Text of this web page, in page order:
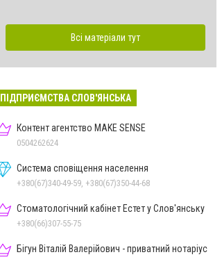
Всі матеріали тут
ПІДПРИЄМСТВА СЛОВ'ЯНСЬКА
Контент агентство MAKE SENSE
0504262624
Система сповіщення населення
+380(67)340-49-59, +380(67)350-44-68
Стоматологічний кабінет Естет у Слов'янську
+380(66)307-55-75
Бігун Віталій Валерійович - приватний нотаріус